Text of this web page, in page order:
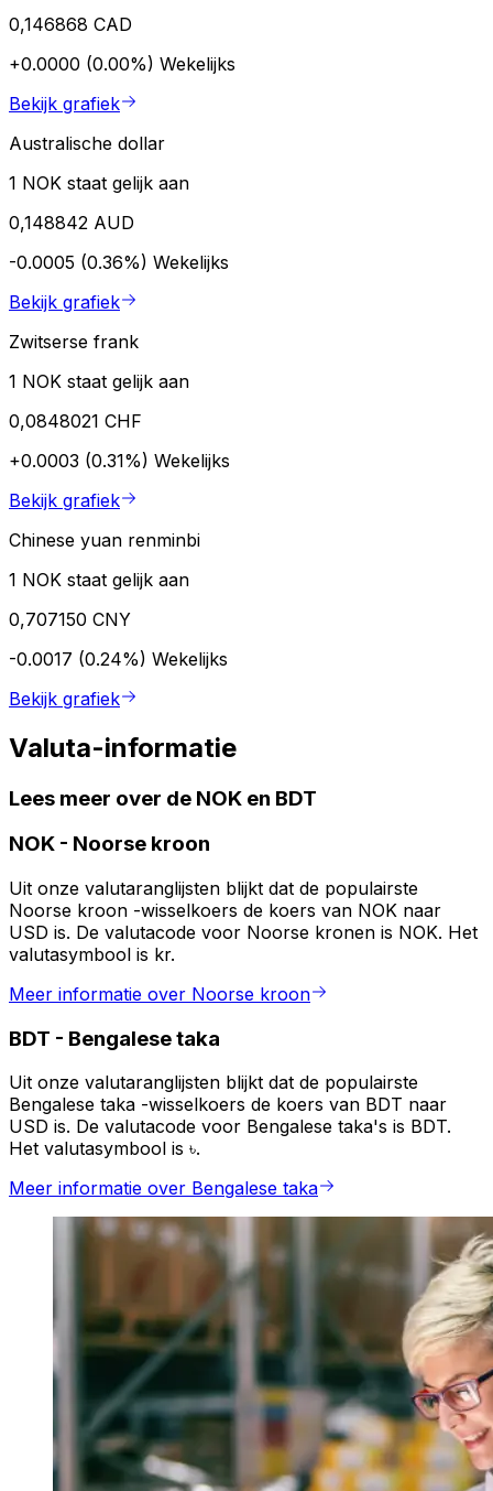
0,146868 CAD
+0.0000 (0.00%) Wekelijks
Bekijk grafiek
Australische dollar
1 NOK staat gelijk aan
0,148842 AUD
-0.0005 (0.36%) Wekelijks
Bekijk grafiek
Zwitserse frank
1 NOK staat gelijk aan
0,0848021 CHF
+0.0003 (0.31%) Wekelijks
Bekijk grafiek
Chinese yuan renminbi
1 NOK staat gelijk aan
0,707150 CNY
-0.0017 (0.24%) Wekelijks
Bekijk grafiek
Valuta-informatie
Lees meer over de NOK en BDT
NOK - Noorse kroon
Uit onze valutaranglijsten blijkt dat de populairste
Noorse kroon -wisselkoers de koers van NOK naar
USD is. De valutacode voor Noorse kronen is NOK. Het
valutasymbool is kr.
Meer informatie over Noorse kroon
BDT - Bengalese taka
Uit onze valutaranglijsten blijkt dat de populairste
Bengalese taka -wisselkoers de koers van BDT naar
USD is. De valutacode voor Bengalese taka's is BDT.
Het valutasymbool is ৳.
Meer informatie over Bengalese taka